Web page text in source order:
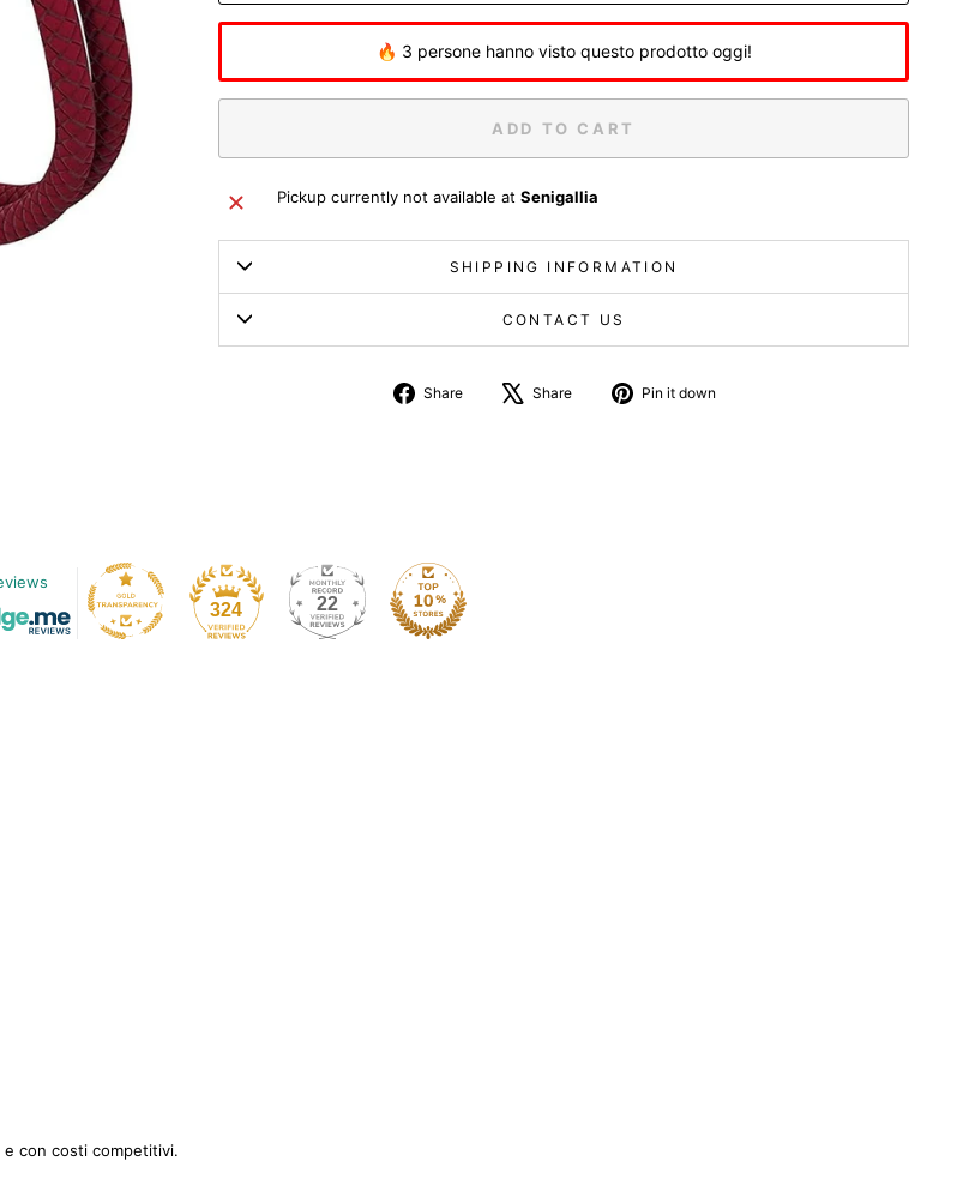
🔥 3 persone hanno visto questo prodotto oggi!
ADD TO CART
Pickup currently not available at Senigallia
SHIPPING INFORMATION
CONTACT US
Share
Share
Share
Tweet
about
Pin it down
324 22
e con costi competitivi.